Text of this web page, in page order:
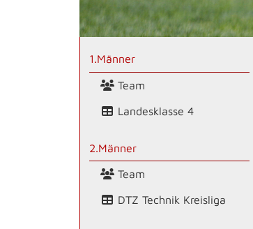
1.Männer
Team
Landesklasse 4
2.Männer
Team
DTZ Technik Kreisliga